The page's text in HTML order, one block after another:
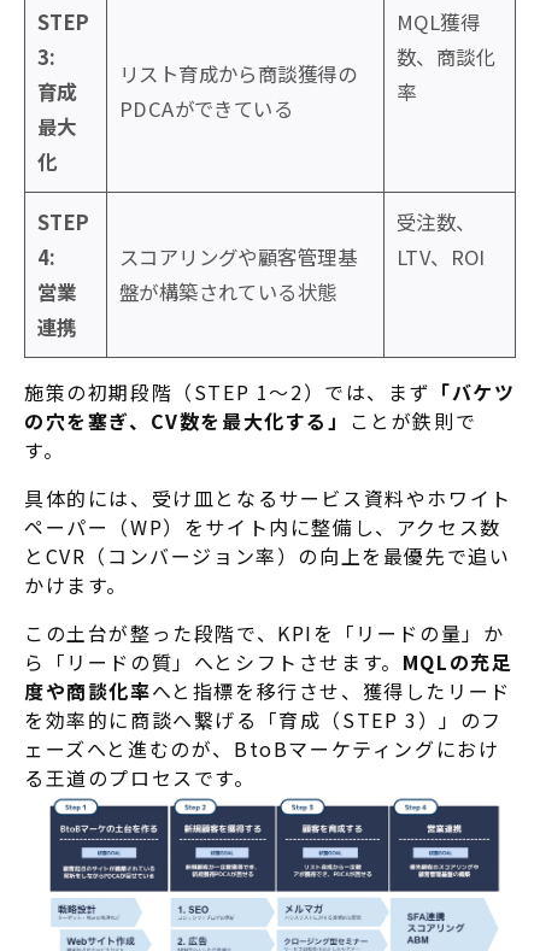
STEP
3:
育成
最大
化
リスト育成から商談獲得の
PDCAができている
MQL獲得
数、商談化
率
STEP
4:
営業
連携
スコアリングや顧客管理基
盤が構築されている状態
受注数、
LTV、ROI
施策の初期段階（STEP 1〜2）では、まず 「バケツ
の穴を塞ぎ、CV数を最大化する」 ことが鉄則で
す。
具体的には、受け皿となるサービス資料やホワイト
ペーパー（WP）をサイト内に整備し、アクセス数
とCVR（コンバージョン率）の向上を最優先で追い
かけます。
この土台が整った段階で、KPIを「リードの量」か
ら「リードの質」へとシフトさせます。 MQLの充足
度や商談化率へと指標を移行させ、獲得したリード
を効率的に商談へ繋げる「育成（STEP 3）」のフ
ェーズへと進むのが、BtoBマーケティングにおけ
る王道のプロセスです。